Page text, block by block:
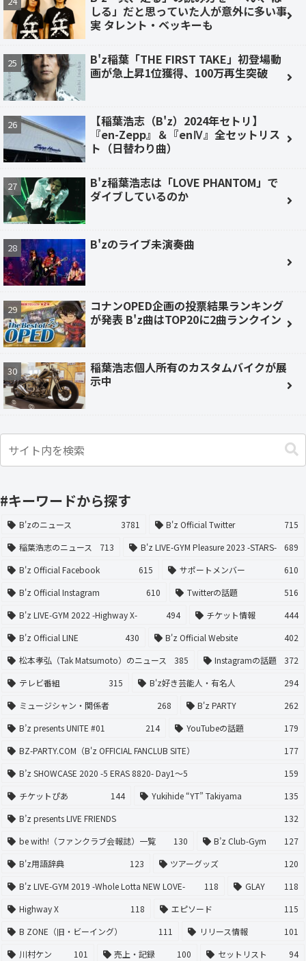
しる」だと思っていた人が意外に多い事
実 タレント・ベッキーも
B'z稲葉「THE FIRST TAKE」初登場動
画が急上昇1位獲得、100万再生突破
【稲葉浩志（B'z）2024年セトリ】
『en-Zepp』＆『enⅣ』全セットリス
ト（日替わり曲）
B'z稲葉浩志は「LOVE PHANTOM」で
ダイブしているのか
B'zのライブ未演奏曲
コナンOPED企画の投票結果ランキング
が発表 B'z曲はTOP20に2曲ランクイン
稲葉浩志個人所有のカスタムバイクが展
示中
#キーワードから探す
B'zのニュース 3781 B'z Official Twitter
715
稲葉浩志のニュース
713 B'z LIVE-GYM Pleasure 2023 -STARS-
689
B'z Official Facebook
615 サポートメンバー
610
B'z Official Instagram
610 Twitterの話題
516
B'z LIVE-GYM 2022 -Highway X-
494 チケット情報
444
B'z Official LINE
430 B'z Official Website
402
松本孝弘（Tak Matsumoto）のニュース
385 Instagramの話題
372
テレビ番組
315 B'z好き芸能人・有名人
294
ミュージシャン・関係者
268 B'z PARTY
262
B’z presents UNITE #01
214 YouTubeの話題
179
BZ-PARTY.COM（B'z OFFICIAL FANCLUB SITE）
177
B’z SHOWCASE 2020 -5 ERAS 8820- Day1〜5
159
チケットぴあ
144 Yukihide “YT” Takiyama
135
B’z presents LIVE FRIENDS
132
be with!（ファンクラブ会報誌）一覧
130 B’z Club-Gym
127
B'z用語辞典
123 ツアーグッズ
120
B'z LIVE-GYM 2019 -Whole Lotta NEW LOVE-
118 GLAY
118
Highway X
118 エピソード
115
B ZONE（旧・ビーイング）
111 リリース情報
101
川村ケン
101 売上・記録 100 セットリスト
94